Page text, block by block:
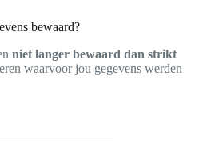
bewaard?
niet langer bewaard dan strikt
waarvoor jou gegevens werden